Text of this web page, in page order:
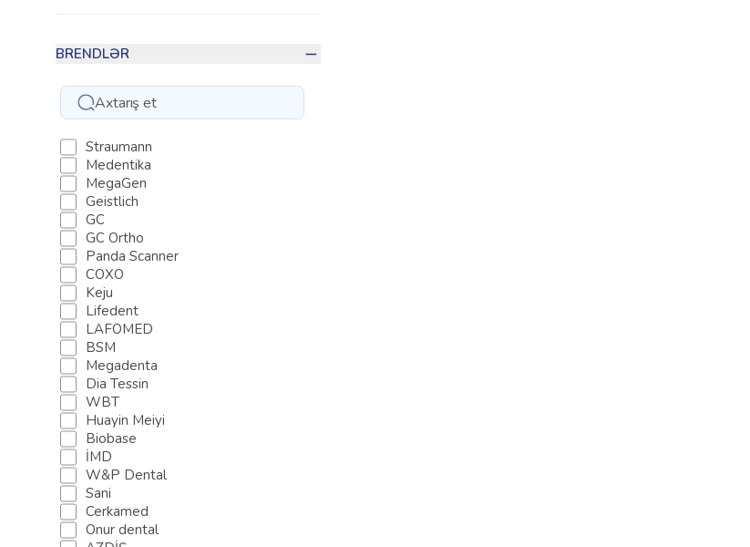
Kanal yumaq üçün vasitələr
Terapevtik
Qoruyucu maskalar
Koferdam sistemi
Breket sistemləri
Ehtiyat hissələri
Ortodontiya
Breket sistemləri
Cərrahi ucluq
Abatmentlər
Kanal alətləri
Abatmentlər
Ehtiyat hissələri
Breket sistemləri
Ehtiyat hissələri
Abatmentlər
Fiziodispenser və Piezzo
Terapevtik ucluq
Borlar
Qoruyucu maskalar
Adgeziv sistem
BRENDLƏR
Straumann
Medentika
MegaGen
Geistlich
GC
GC Ortho
Panda Scanner
COXO
Keju
Lifedent
LAFOMED
BSM
Megadenta
Dia Tessin
WBT
Huayin Meiyi
Biobase
İMD
W&P Dental
Sani
Cerkamed
Onur dental